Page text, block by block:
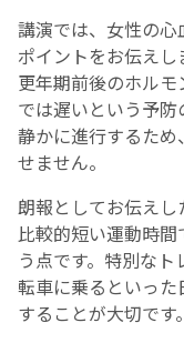
講演では、女性の
ポイントをお伝え
更年期前後のホルモ
では遅いという予
静かに進行するた
せません。
朗報としてお伝え
比較的短い運動時
う点です。特別な
転車に乗るといっ
することが大切です